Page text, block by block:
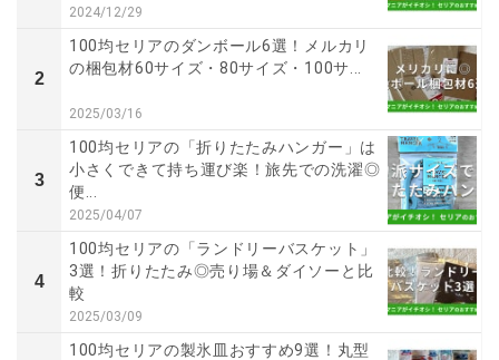
2024/12/29
2
100均セリアのダンボール6選！メルカリ
の梱包材60サイズ・80サイズ・100サ...
2025/03/16
3
100均セリアの「折りたたみハンガー」は
小さくできて持ち運び楽！旅先での洗濯◎
便...
2025/04/07
4
100均セリアの「ランドリーバスケット」
3選！折りたたみ◎売り場＆ダイソーと比
較
2025/03/09
100均セリアの製氷皿おすすめ9選！丸型